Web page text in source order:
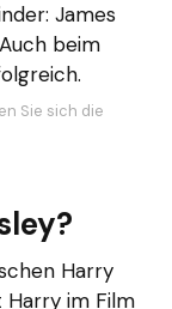
James
beim
Sie sich die
Harry
Harry im Film